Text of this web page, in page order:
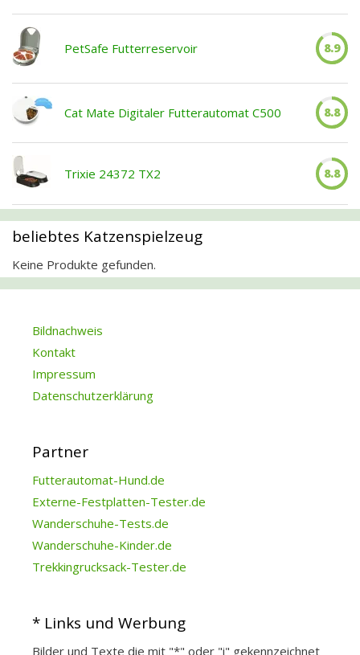
PetSafe Futterreservoir 8.9
Cat Mate Digitaler Futterautomat C500 8.8
Trixie 24372 TX2 8.8
beliebtes Katzenspielzeug
Keine Produkte gefunden.
Bildnachweis
Kontakt
Impressum
Datenschutzerklärung
Partner
Futterautomat-Hund.de
Externe-Festplatten-Tester.de
Wanderschuhe-Tests.de
Wanderschuhe-Kinder.de
Trekkingrucksack-Tester.de
* Links und Werbung
Bilder und Texte die mit "*" oder "i" gekennzeichnet